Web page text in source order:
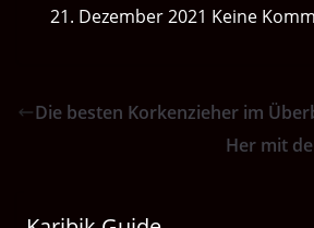
21. Dezember 2021 Keine
Die besten Korkenzieher im
Her mit